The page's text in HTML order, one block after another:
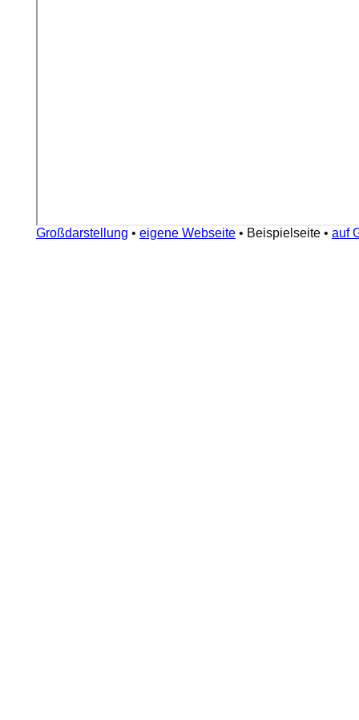
Großdarstellung • eigene Webseite • Beispielseite • auf